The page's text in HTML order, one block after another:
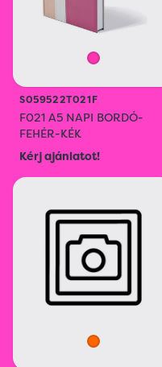
S059522T021F
F021 A5 NAPI BORDÓ-
FEHÉR-KÉK
Kérj ajánlatot!